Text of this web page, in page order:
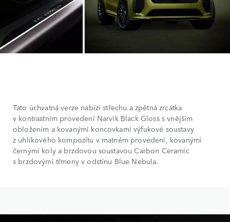
Tato úchvatná verze nabízí střechu a zpětná zrcátka
v kontrastním provedení Narvik Black Gloss s vnějším
obložením a kovanými koncovkami výfukové soustavy
z uhlíkového kompozitu v matném provedení, kovanými
černými koly a brzdovou soustavou Carbon Ceramic
s brzdovými třmeny v odstínu Blue Nebula.